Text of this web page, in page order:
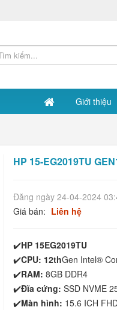
Giới thiệu
HP 15-EG2019TU
Đăng ngày 24-04-2024
Giá bán: Liên hệ
✔️HP 15EG2019TU
✔️CPU: 12thGen Intel®
✔️RAM: 8GB DDR4
✔️Đĩa cứng: SSD NVME
✔️Màn hình: 15.6 ICH